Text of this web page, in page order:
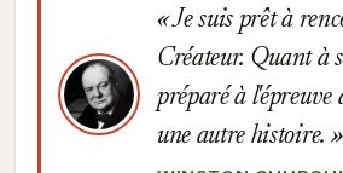
Je suis prêt à
Créateur. Quant à
préparé à l'épreuve
une autre histoire.